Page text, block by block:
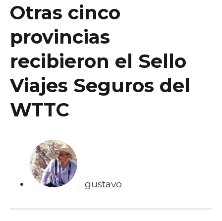
Otras cinco
provincias
recibieron el Sello
Viajes Seguros del
WTTC
gustavo